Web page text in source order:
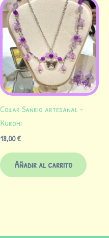
Collar Sanrio artesanal –
Kuromi
18,00€
Añadir al carrito